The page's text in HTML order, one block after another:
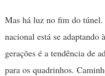
Mas há luz no fim do túnel.
nacional está se adaptando
gerações é a tendência de
para os quadrinhos.